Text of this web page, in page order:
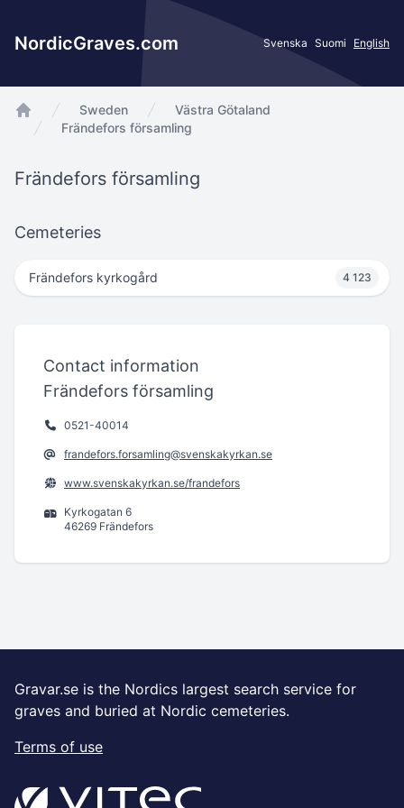
NordicGraves.com Svenska Suomi English
app.Start
Sweden
Västra Götaland
Frändefors församling
Frändefors församling
Cemeteries
Frändefors kyrkogård 4 123
Contact information
Frändefors församling
0521-40014
frandefors.forsamling@svenskakyrkan.se
www.svenskakyrkan.se/frandefors
Kyrkogatan 6
46269 Frändefors
Gravar.se is the Nordics largest search service for
graves and buried at Nordic cemeteries.
Terms of use